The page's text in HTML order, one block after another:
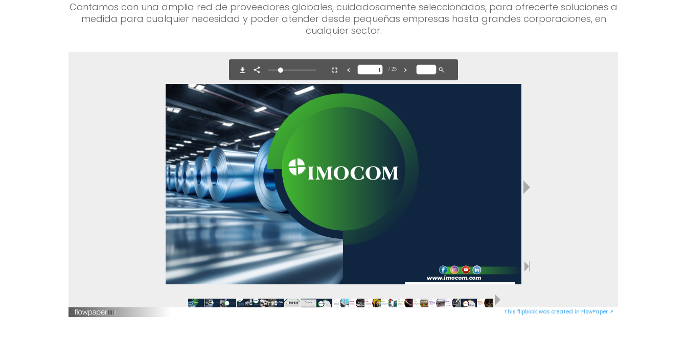
Contamos con una amplia red de proveedores globales, cuidadosamente seleccionados, para ofrecerte soluciones a
medida para cualquier necesidad y poder atender desde pequeñas empresas hasta grandes corporaciones, en
cualquier sector.
This flipbook was created in FlowPaper ↗